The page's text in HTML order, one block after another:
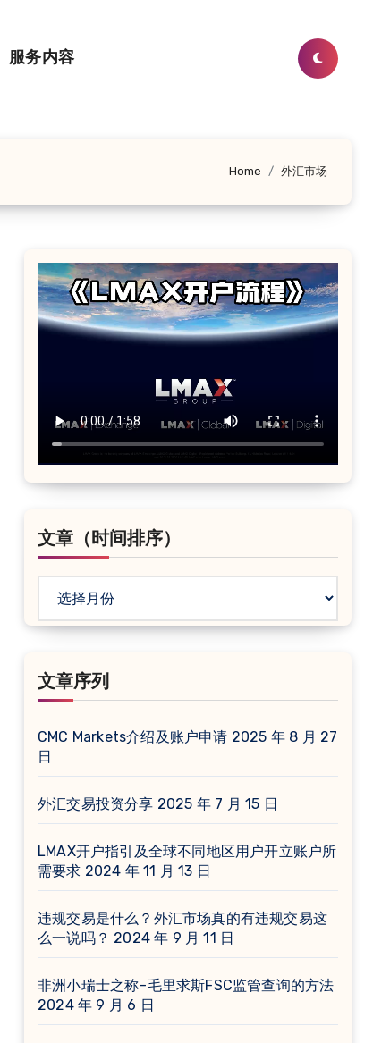
服务内容
Home 外汇市场
文章（时间排序）
排
文章序列
CMC Markets介绍及账户申请 2025 年 8 月 27
日
外汇交易投资分享 2025 年 7 月 15 日
LMAX开户指引及全球不同地区用户开立账户所
需要求 2024 年 11 月 13 日
违规交易是什么？外汇市场真的有违规交易这
么一说吗？ 2024 年 9 月 11 日
非洲小瑞士之称–毛里求斯FSC监管查询的方法
2024 年 9 月 6 日